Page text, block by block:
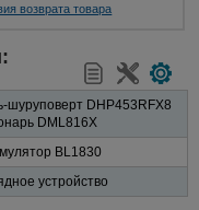
возврата товара
шуруповерт DHP453RFX8
DML816X
BL1830
устройство